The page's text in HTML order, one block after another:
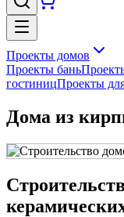
Проекты домов
Проекты бань
гостиницПроекты
Дома из